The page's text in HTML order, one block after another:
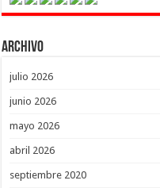
Archivo
julio 2026
junio 2026
mayo 2026
abril 2026
septiembre 2020